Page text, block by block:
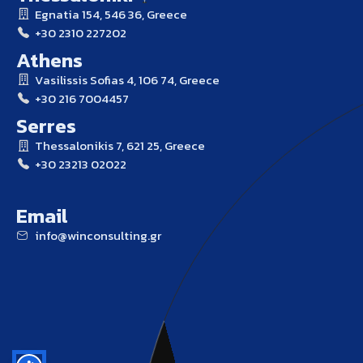
Egnatia 154, 546 36, Greece
+30 2310 227202
Athens
Vasilissis Sofias 4, 106 74, Greece
+30 216 7004457
Serres
Thessalonikis 7, 621 25, Greece
+30 23213 02022
Email
info@winconsulting.gr